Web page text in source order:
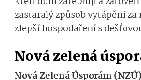
zastaralý způsob vytápění
zlepší hospodaření s
Nová zelená
Nová Zelená Úsporám